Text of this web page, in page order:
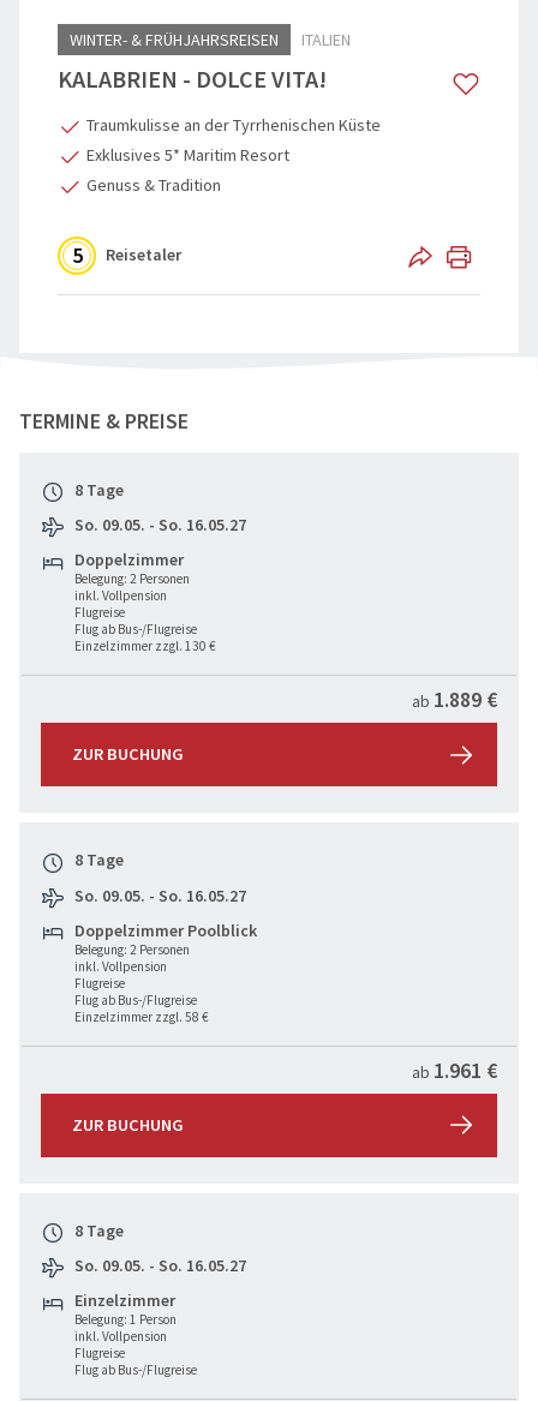
Reisegutschein
Katalogbestellung
Reisebegleiter
Grundpakete & Zustiege
WINTER- & FRÜHJAHRSREISEN ITALIEN
KALABRIEN - DOLCE VITA!
Traumkulisse an der Tyrrhenischen Küste
Exklusives 5* Maritim Resort
Genuss & Tradition
5 Reisetaler
TERMINE & PREISE
8 Tage
So. 09.05. - So. 16.05.27
Doppelzimmer
Belegung: 2 Personen
inkl. Vollpension
Flugreise
Flug ab Bus-/Flugreise
Einzelzimmer zzgl. 130 €
ab 1.889 €
ZUR BUCHUNG
8 Tage
So. 09.05. - So. 16.05.27
Doppelzimmer Poolblick
Belegung: 2 Personen
inkl. Vollpension
Flugreise
Flug ab Bus-/Flugreise
Einzelzimmer zzgl. 58 €
ab 1.961 €
ZUR BUCHUNG
8 Tage
So. 09.05. - So. 16.05.27
Einzelzimmer
Belegung: 1 Person
inkl. Vollpension
Flugreise
Flug ab Bus-/Flugreise